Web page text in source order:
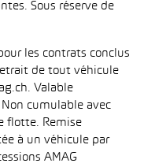
Sous réserve de
les contrats conclus
de tout véhicule
Valable
cumulable avec
flotte. Remise
à un véhicule par
AMAG